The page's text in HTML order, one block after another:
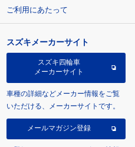
ご利用にあたって
スズキメーカーサイト
スズキ四輪車
メーカーサイト
車種の詳細などメーカー情報をご覧
いただける、メーカーサイトです。
メールマガジン登録